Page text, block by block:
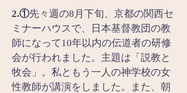
2.①先々週の8月下旬、京都の関西セ
ミナーハウスで、日本基督教団の教
師になって10年以内の伝道者の研修
会が行われました。主題は「説教と
牧会」。私ともう一人の神学校の女
性教師が講演をしました。また、朝